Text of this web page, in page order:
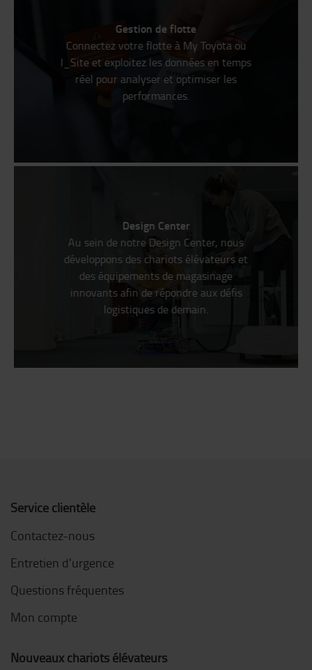
Gestion de flotte
Connectez votre flotte à My Toyota ou
I_Site et exploitez les données en temps
réel pour analyser et optimiser les
performances.
Design Center
Au sein de notre Design Center, nous
développons des chariots élévateurs et
des équipements de magasinage
innovants afin de répondre aux défis
logistiques de demain.
Service clientèle
Contactez-nous
Entretien d'urgence
Questions fréquentes
Mon compte
Nouveaux chariots élévateurs